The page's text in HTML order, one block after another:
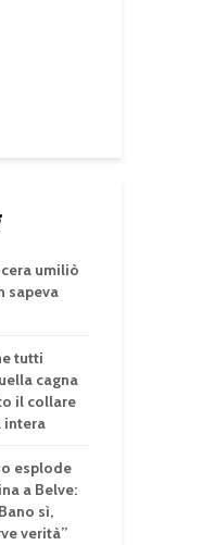
umiliò
sapeva
tutti
cagna
il collare
intera
esplode
a Belve:
sì,
verità”